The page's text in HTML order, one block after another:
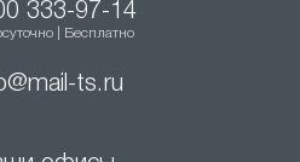
333-97-14
| Бесплатно
ts.ru